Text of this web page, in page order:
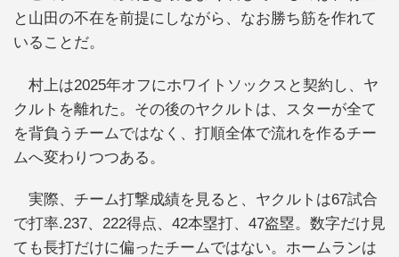
と山田の不在を前提にしながら、なお勝ち筋を作れて
いることだ。
村上は2025年オフにホワイトソックスと契約し、ヤ
クルトを離れた。その後のヤクルトは、スターが全て
を背負うチームではなく、打順全体で流れを作るチー
ムへ変わりつつある。
実際、チーム打撃成績を見ると、ヤクルトは67試合
で打率.237、222得点、42本塁打、47盗塁。数字だけ見
ても長打だけに偏ったチームではない。ホームランは